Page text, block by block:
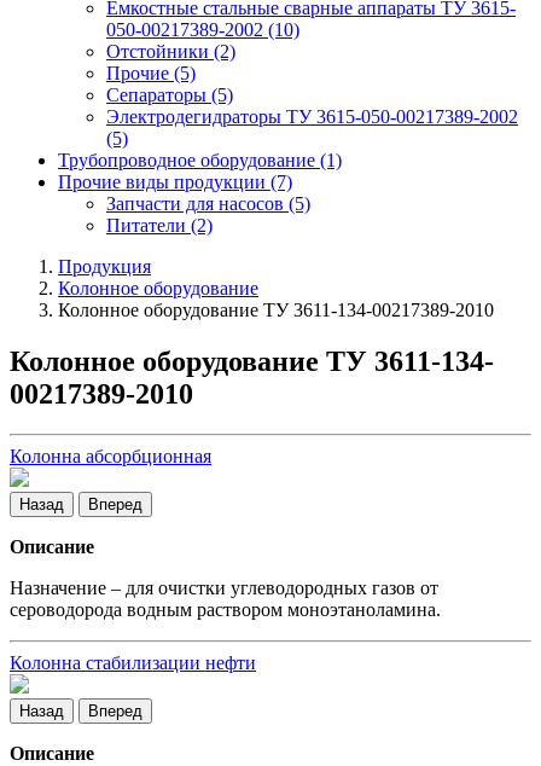
Емкостные стальные сварные аппараты ТУ 3615-
050-00217389-2002 (10)
Отстойники (2)
Прочие (5)
Сепараторы (5)
Электродегидраторы ТУ 3615-050-00217389-2002
(5)
Трубопроводное оборудование (1)
Прочие виды продукции (7)
Запчасти для насосов (5)
Питатели (2)
Продукция
Колонное оборудование
Колонное оборудование ТУ 3611-134-00217389-2010
Колонное оборудование ТУ 3611-134-
00217389-2010
Колонна абсорбционная
Назад Вперед
Описание
Назначение – для очистки углеводородных газов от
сероводорода водным раствором моноэтаноламина.
Колонна стабилизации нефти
Назад Вперед
Описание